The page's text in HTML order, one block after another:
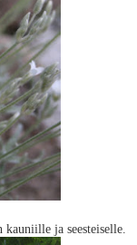
ja seesteiselle.